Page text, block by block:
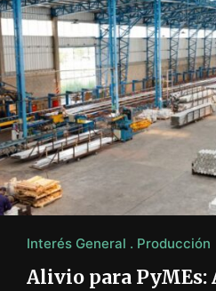
Interés General Producción
Alivio para PyMEs: